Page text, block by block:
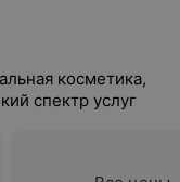
косметика,
спектр услуг